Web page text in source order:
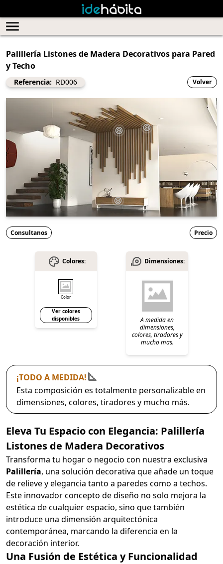
Palillería Listones de Madera Decorativos para Pared
y Techo
Referencia: RD006 Volver
Consultanos Precio
Colores:
Color
Ver colores
disponibles
Dimensiones:
A medida en
dimensiones,
colores, tiradores y
mucho mas.
¡TODO A MEDIDA!
Esta composición es totalmente personalizable en
dimensiones, colores, tiradores y mucho más.
Eleva Tu Espacio con Elegancia: Palillería
Listones de Madera Decorativos
Transforma tu hogar o negocio con nuestra exclusiva
Palillería, una solución decorativa que añade un toque
de relieve y elegancia tanto a paredes como a techos.
Este innovador concepto de diseño no solo mejora la
estética de cualquier espacio, sino que también
introduce una dimensión arquitectónica
contemporánea, marcando la diferencia en la
decoración interior.
Una Fusión de Estética y Funcionalidad